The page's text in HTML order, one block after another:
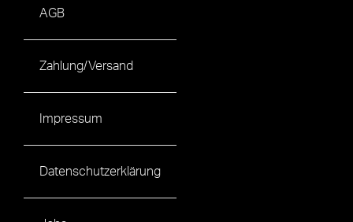
AGB
Zahlung/Versand
Impressum
Datenschutzerklärung